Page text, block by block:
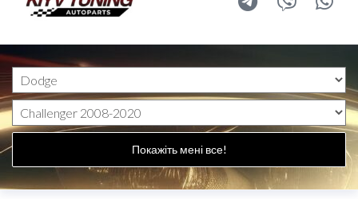
Покажіть мені все!